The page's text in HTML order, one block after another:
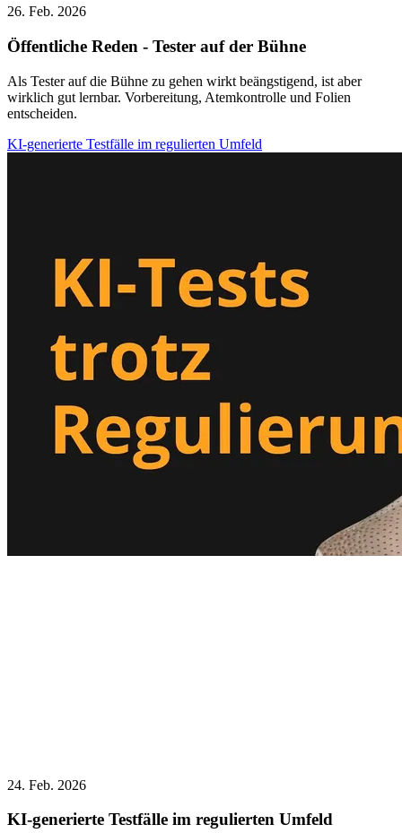
26. Feb. 2026
Öffentliche Reden - Tester auf der Bühne
Als Tester auf die Bühne zu gehen wirkt beängstigend, ist aber
wirklich gut lernbar. Vorbereitung, Atemkontrolle und Folien
entscheiden.
KI‑generierte Testfälle im regulierten Umfeld
24. Feb. 2026
KI‑generierte Testfälle im regulierten Umfeld